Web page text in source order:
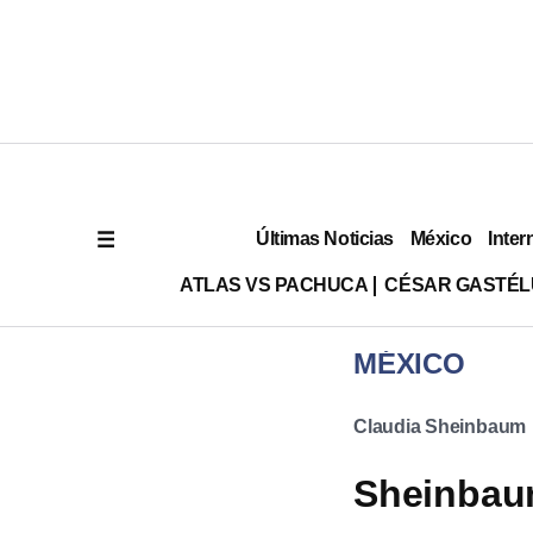
Últimas Noticias México
ATLAS VS PACHUCA CÉSAR
MÉXICO
Claudia Sheinbaum